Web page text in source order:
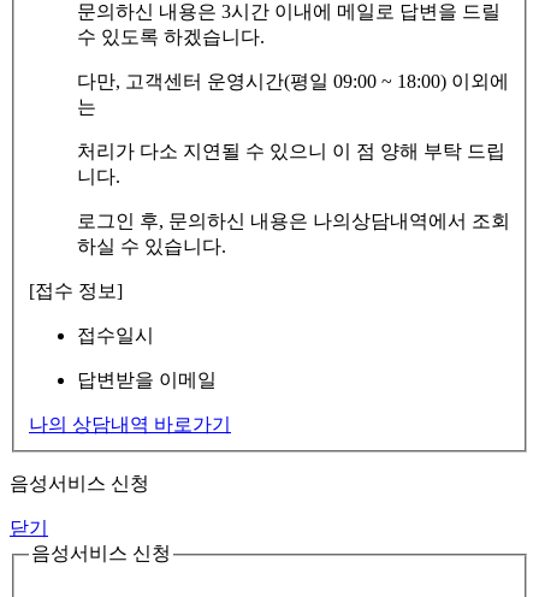
문의하신 내용은 3시간 이내에 메일로 답변을 드릴
수 있도록 하겠습니다.
다만, 고객센터 운영시간(평일 09:00 ~ 18:00) 이외에
는
처리가 다소 지연될 수 있으니 이 점 양해 부탁 드립
니다.
로그인 후, 문의하신 내용은 나의상담내역에서 조회
하실 수 있습니다.
[접수 정보]
접수일시
답변받을 이메일
나의 상담내역 바로가기
음성서비스 신청
닫기
음성서비스 신청